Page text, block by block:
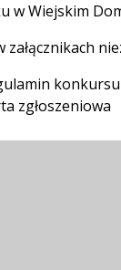
w Wiejskim
załącznikach
konkursu
zgłoszeniowa